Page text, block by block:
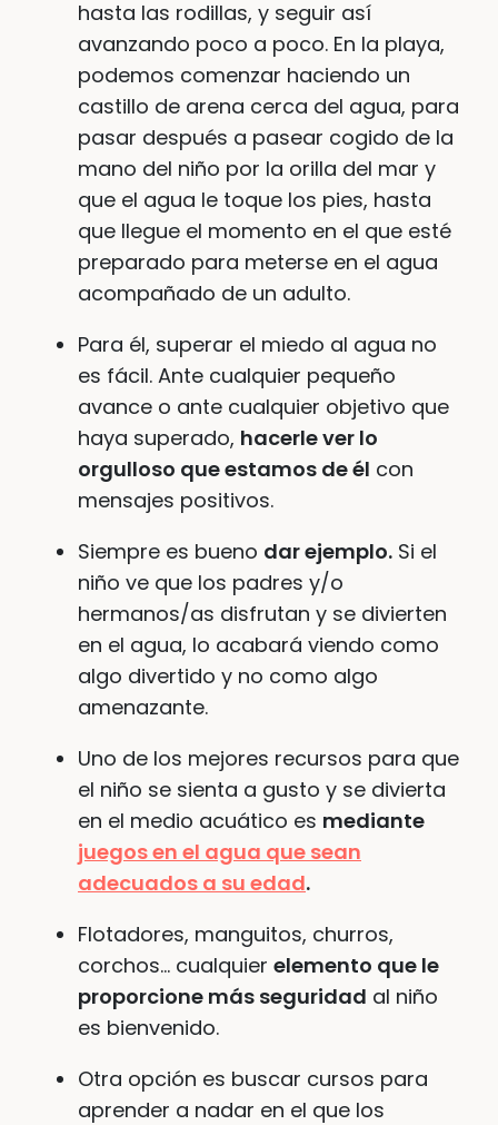
hasta las rodillas, y seguir así
avanzando poco a poco. En la playa,
podemos comenzar haciendo un
castillo de arena cerca del agua, para
pasar después a pasear cogido de la
mano del niño por la orilla del mar y
que el agua le toque los pies, hasta
que llegue el momento en el que esté
preparado para meterse en el agua
acompañado de un adulto.
Para él, superar el miedo al agua no
es fácil. Ante cualquier pequeño
avance o ante cualquier objetivo que
haya superado, hacerle ver lo
orgulloso que estamos de él con
mensajes positivos.
Siempre es bueno dar ejemplo. Si el
niño ve que los padres y/o
hermanos/as disfrutan y se divierten
en el agua, lo acabará viendo como
algo divertido y no como algo
amenazante.
Uno de los mejores recursos para que
el niño se sienta a gusto y se divierta
en el medio acuático es mediante
juegos en el agua que sean
adecuados a su edad.
Flotadores, manguitos, churros,
corchos… cualquier elemento que le
proporcione más seguridad al niño
es bienvenido.
Otra opción es buscar cursos para
aprender a nadar en el que los